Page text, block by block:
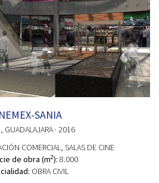
SANIA
, GUADALAJARA · 2016
COMERCIAL, SALAS DE CINE
de obra (m2): 8.000
OBRA CIVIL